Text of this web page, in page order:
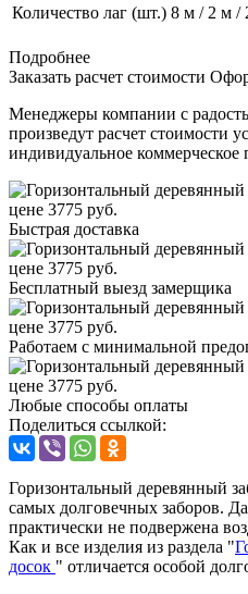
Количество лаг (шт.) 8 м / 2 м /
Подробнее
Заказать расчет стоимости
Менеджеры компании с
произведут расчет стоимости
индивидуальное коммерческое
Быстрая доставка
Бесплатный выезд замерщика
Работаем с минимальной
Любые способы оплаты
Поделиться ссылкой:
Горизонтальный деревянный
самых долговечных заборов.
практически не подвержена
Как и все изделия из раздела "
досок " отличается особой